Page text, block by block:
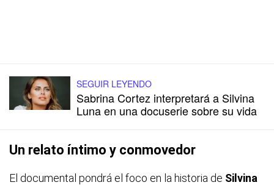
SEGUIR LEYENDO
Sabrina Cortez interpretará a Silvina
Luna en una docuserie sobre su vida
Un relato íntimo y conmovedor
El documental pondrá el foco en la historia de Silvina